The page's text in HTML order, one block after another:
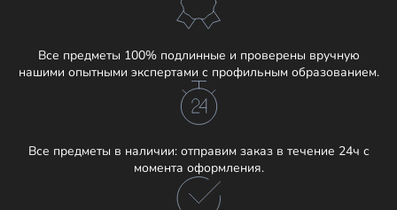
Все предметы 100% подлинные и проверены вручную
нашими опытными экспертами с профильным образованием.
Все предметы в наличии: отправим заказ в течение 24ч с
момента оформления.